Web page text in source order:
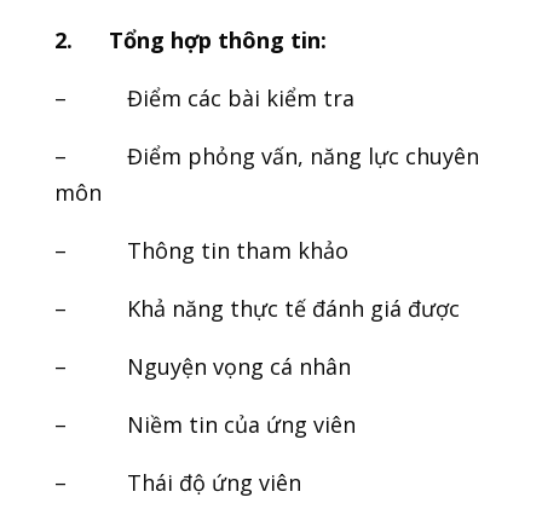
2. Tổng hợp thông tin:
– Điểm các bài kiểm tra
– Điểm phỏng vấn, năng lực chuyên
môn
– Thông tin tham khảo
– Khả năng thực tế đánh giá được
– Nguyện vọng cá nhân
– Niềm tin của ứng viên
– Thái độ ứng viên